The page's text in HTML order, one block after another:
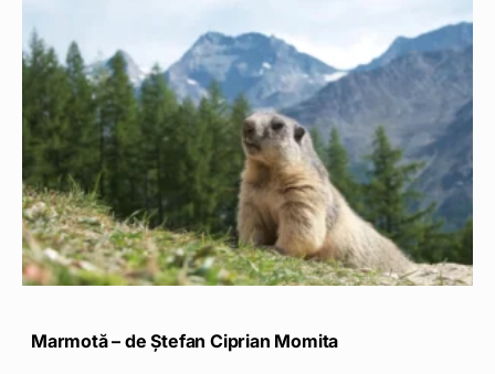
Marmotă – de Ștefan Ciprian Momita